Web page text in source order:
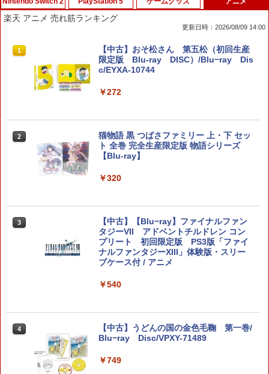
1
ホリ ワイヤレスホリパッド TURBO for
Nintendo Switch 2 ルビーマゼンタ [N
SX-134]
￥7,580
2
【特典】ドラゴンクエストモンスターズ
4 枯れ木の国のビアンカ・フローラ S
witch2版(【早期購入封入特典】冒険ス
ゼルダの伝説 ブレス オブ ザ ワイルド
Nintendo Switch 2 Edition
￥7,680
オブ ザ ワイルド Nintendo Switch 2 Ed
ition [NXS-P-AAAAH NSW2 ゼルダノデ
1
シティーズ：スカイライン リマスター
ジャパン・スペシャル・エディション
2 RIDE 6
￥5,901
3
【特典】ファイナルファンタジー レゾナ
ンス PS5版(【初回封入特典】魔導船＆
かけだし騎士の応援パック・かけだし騎
士のスタートダッシュパック)
【特典】MARVEL Tōkon: Fighting So
uls(【早期購入封入特典】ロビーのアイ
テムセット)
￥6,782
1
PS Vita 2000 アナログスティック・スラ
イドパッド修理用基板 部品 パーツ L R
互換 黒 ブラック オリジナルウエス スラ
＼マラソン限定★エントリーでP10倍／S
team Deck OLED / LCD フィルム 保護
ルム シート 液晶保護 ガラス スチーム ス
￥998
Nintendo Switch2 専用 スリムハードポ
納バッグ 耐衝撃 スイッチ2 キャリングケ
￥1,680
[Switch 2] ぽこ あ ポケモン エキスパン
楽天 アニメ 売れ筋ランキング
更新日時：2026/08/09 14:00
1
【中古】おそ松さん 第五松（初回生産
限定版 Blu-ray DISC）/Blu−ray Dis
c/EYXA-10744
￥272
2
猫物語 黒 つばさファミリー 上・下 セッ
ト 全巻 完全生産限定版 物語シリーズ
【Blu-ray】
￥320
3
【中古】【Blu−ray】ファイナルファン
タジーVII アドベントチルドレン コン
プリート 初回限定版 PS3版「ファイ
ナルファンタジーXIII」体験版・スリー
ブケース付 / アニメ
￥540
4
【中古】うどんの国の金色毛鞠 第一巻/
Blu−ray Disc/VPXY-71489
￥749